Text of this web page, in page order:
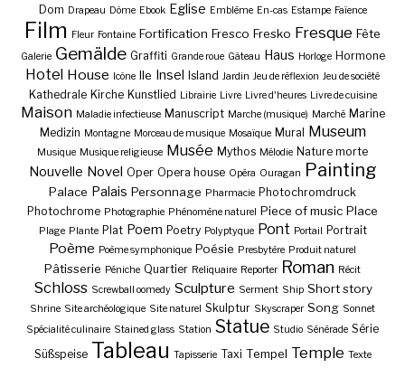
Dom Drapeau Dôme Ebook Eglise Emblème En-cas Estampe Faïence
Film Fleur Fontaine Fortification Fresco Fresko Fresque Fête
Galerie Gemälde Graffiti Grande roue Gâteau Haus Horloge Hormone
Hotel House Icône Ile Insel Island Jardin Jeu de réflexion Jeu de société
Kathedrale Kirche Kunstlied Librairie Livre Livre d'heures Livre de cuisine
Maison Maladie infectieuse Manuscript Marche (musique) Marché Marine
Medizin Montagne Morceau de musique Mosaïque Mural Museum
Musique Musique religieuse Musée Mythos Mélodie Nature morte
Nouvelle Novel Oper Opera house Opéra Ouragan Painting
Palace Palais Personnage Pharmacie Photochromdruck
Photochrome Photographie Phénomène naturel Piece of music Place
Plage Plante Plat Poem Poetry Polyptyque Pont Portail Portrait
Poème Poème symphonique Poésie Presbytère Produit naturel
Pâtisserie Péniche Quartier Reliquaire Reporter Roman Récit
Schloss Screwball oomedy Sculpture Serment Ship Short story
Shrine Site archéologique Site naturel Skulptur Skyscraper Song Sonnet
Spécialité culinaire Stained glass Station Statue Studio Sénérade Série
Süßspeise Tableau Tapisserie Taxi Tempel Temple Texte